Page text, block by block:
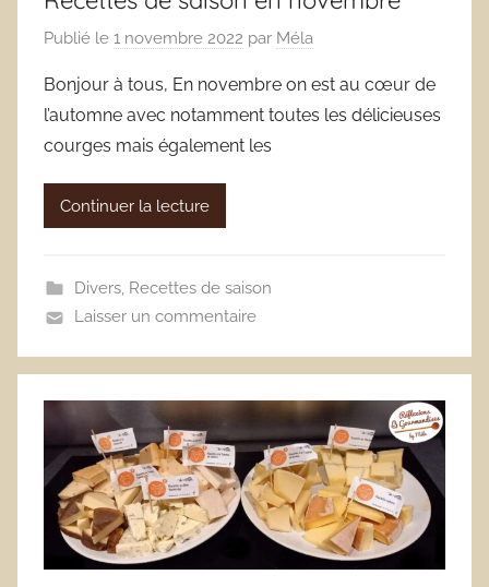
Publié le 1 novembre 2022 par Méla
Bonjour à tous, En novembre on est au cœur de
l’automne avec notamment toutes les délicieuses
courges mais également les
Continuer la lecture
Divers, Recettes de saison
Laisser un commentaire